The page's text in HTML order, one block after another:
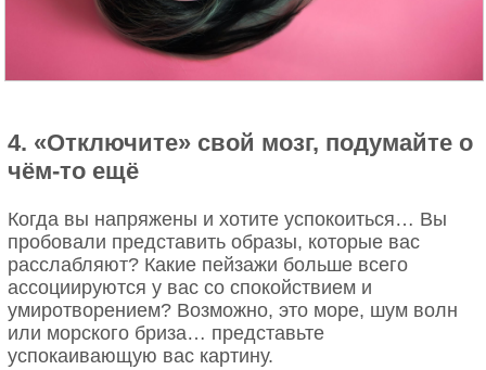
4. «Отключите» свой мозг, подумайте о
чём-то ещё
Когда вы напряжены и хотите успокоиться… Вы
пробовали представить образы, которые вас
расслабляют? Какие пейзажи больше всего
ассоциируются у вас со спокойствием и
умиротворением? Возможно, это море, шум волн
или морского бриза… представьте
успокаивающую вас картину.